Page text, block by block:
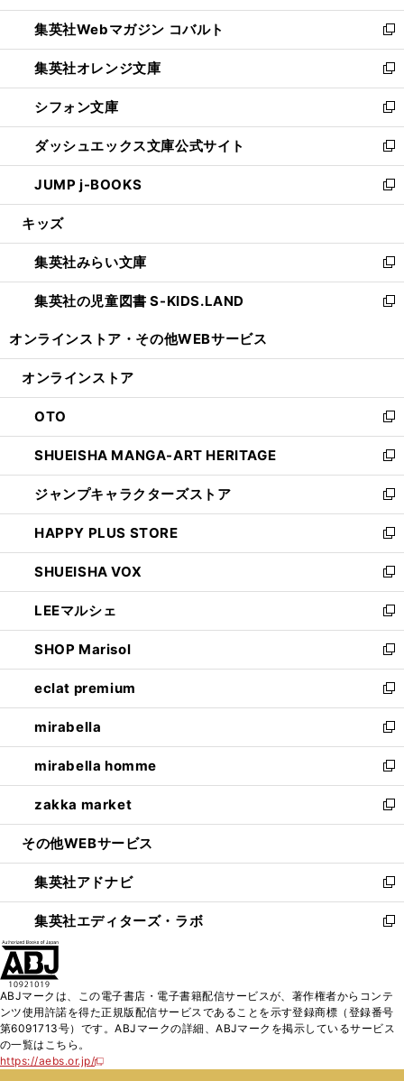
開
く
ウ
で
開
く
ン
ド
ウ
で
開
く
ウ
ィ
ン
ド
ウ
で
開
く
集英社Webマガジン コバルト
新
し
い
ウ
ィ
ン
ド
ウ
で
開
集英社オレンジ文庫
新
し
い
ウ
ィ
ン
ド
ウ
開
く
シフォン文庫
新
し
い
ウ
ィ
ン
ウ
で
開
く
ダッシュエックス文庫公式サイト
新
し
い
ウ
ン
ド
ウ
で
JUMP j-BOOKS
新
し
ウ
ィ
ン
ド
開
キッズ
集英社みらい文庫
新
し
い
ン
ウ
で
開
く
集英社の児童図書 S-KIDS.LAND
新
ウ
ン
ド
ウ
で
開
く
オンラインストア・ その他WEBサービス
オンラインストア
OTO
新
し
い
ウ
ィ
ン
ド
ウ
で
開
く
SHUEISHA MANGA-ART HERITAGE
新
し
い
ウ
ィ
ン
ド
ウ
で
開
く
ジャンプキャラクターズストア
新
し
い
ウ
ィ
ン
ド
ウ
で
開
く
HAPPY PLUS STORE
新
し
い
ウ
ィ
ン
ド
ウ
で
開
く
SHUEISHA VOX
新
し
い
ウ
ィ
ン
ド
ウ
で
開
く
LEEマルシェ
新
し
い
ウ
ィ
ン
ド
ウ
で
開
く
SHOP Marisol
新
し
い
ウ
ィ
ン
ド
ウ
で
開
eclat premium
新
し
い
ウ
ィ
ン
ド
ウ
開
く
mirabella
新
し
い
ウ
ィ
ン
ウ
で
開
く
mirabella homme
新
し
い
ウ
ン
ド
ウ
で
zakka market
新
し
ウ
ィ
ン
ド
く
その他WEBサービス
集英社アドナビ
新
し
い
ド
ウ
で
集英社エディターズ・ラボ
新
ィ
ン
ド
ABJマークは、この電子書店・電子書籍配信サービスが、著作権者からコンテ
ンツ使用許諾を得た正規版配信サービスであることを示す登録商標（登録番号
第6091713号）です。ABJマークの詳細、ABJマークを掲示しているサービス
の一覧はこちら。
https://aebs.or.jp/
新